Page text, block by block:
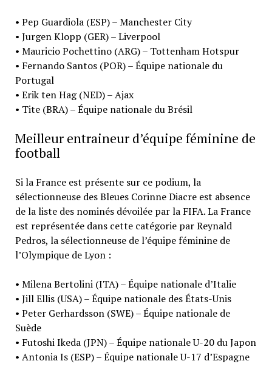
• Pep Guardiola (ESP) – Manchester City
• Jurgen Klopp (GER) – Liverpool
• Mauricio Pochettino (ARG) – Tottenham Hotspur
• Fernando Santos (POR) – Équipe nationale du
Portugal
• Erik ten Hag (NED) – Ajax
• Tite (BRA) – Équipe nationale du Brésil
Meilleur entraineur d’équipe féminine de
football
Si la France est présente sur ce podium, la
sélectionneuse des Bleues Corinne Diacre est absence
de la liste des nominés dévoilée par la FIFA. La France
est représentée dans cette catégorie par Reynald
Pedros, la sélectionneuse de l’équipe féminine de
l’Olympique de Lyon :
• Milena Bertolini (ITA) – Équipe nationale d’Italie
• Jill Ellis (USA) – Équipe nationale des États-Unis
• Peter Gerhardsson (SWE) – Équipe nationale de
Suède
• Futoshi Ikeda (JPN) – Équipe nationale U-20 du Japon
• Antonia Is (ESP) – Équipe nationale U-17 d’Espagne